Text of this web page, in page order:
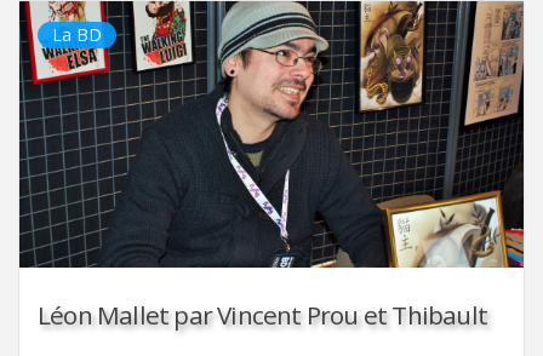
La BD
Léon Mallet par Vincent Prou et Thibault